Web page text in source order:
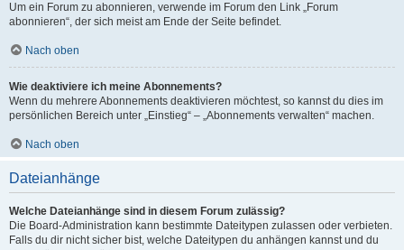
Um ein Forum zu abonnieren, verwende im Forum den Link „Forum
abonnieren“, der sich meist am Ende der Seite befindet.
Nach oben
Wie deaktiviere ich meine Abonnements?
Wenn du mehrere Abonnements deaktivieren möchtest, so kannst du dies im
persönlichen Bereich unter „Einstieg“ – „Abonnements verwalten“ machen.
Nach oben
Dateianhänge
Welche Dateianhänge sind in diesem Forum zulässig?
Die Board-Administration kann bestimmte Dateitypen zulassen oder verbieten.
Falls du dir nicht sicher bist, welche Dateitypen du anhängen kannst und du